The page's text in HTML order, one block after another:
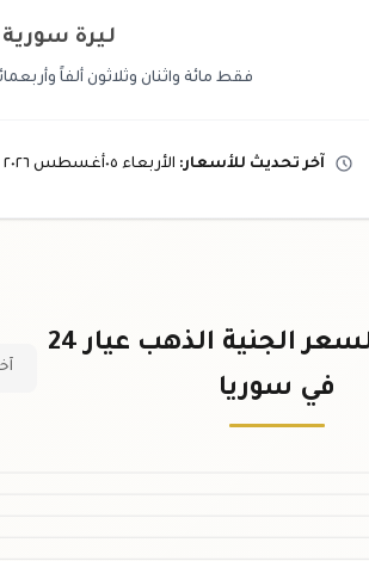
ليرة سورية
فقط مائة واثنان وثلاثون ألفاً
آخر تحديث للأسعار: الأربعاء ٠٥ أغسطس ٢٠٢٦ -
رسم بياني لسعر الجنية الذهب عيار 24
في سوريا
آخر 6